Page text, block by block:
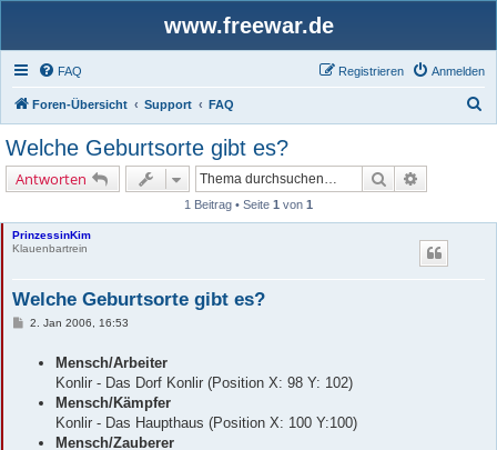
www.freewar.de
FAQ Anmelden
Registrieren
Foren-Übersicht Support FAQ
Welche Geburtsorte gibt es?
Antworten Suche
1 Beitrag • Seite 1 von 1
PrinzessinKim
Klauenbartrein
Welche Geburtsorte gibt es?
B2. Jan 2006, 16:53
Mensch/Arbeiter
Konlir - Das Dorf Konlir (Position X: 98 Y: 102)
Mensch/Kämpfer
Konlir - Das Haupthaus (Position X: 100 Y:100)
Mensch/Zauberer